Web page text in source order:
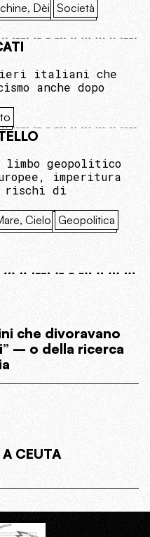
Dèi Società
italiani che
anche dopo
limbo geopolitico
imperitura
rischi di
Cielo Geopolitica
che divoravano
– o della ricerca
CEUTA